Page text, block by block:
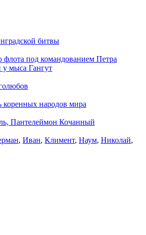
битвы
флота под командованием Петра
мыса Гангут
народов мира
Пантелеймон Кочанный
, Иван, Климент, Наум, Николай,